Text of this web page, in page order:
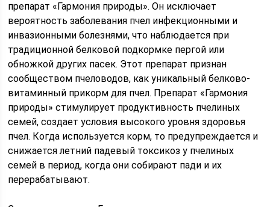
препарат «Гармония природы». Он исключает
вероятность заболевания пчел инфекционными и
инвазионными болезнями, что наблюдается при
традиционной белковой подкормке пергой или
обножкой других пасек. Этот препарат признан
сообществом пчеловодов, как уникальный белково-
витаминный прикорм для пчел. Препарат «Гармония
природы» стимулирует продуктивность пчелиных
семей, создает условия высокого уровня здоровья
пчел. Когда используется корм, то предупреждается и
снижается летний падевый токсикоз у пчелиных
семей в период, когда они собирают пади и их
перерабатывают.